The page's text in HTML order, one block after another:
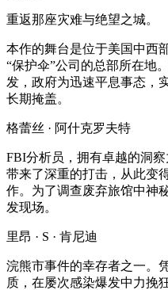
重返那座灾难与绝望之城。
本作的舞台是位于美国中西
“保护伞”公司的总部所在地
发，政府为迅速平息事态，
长期掩盖。
格蕾丝 · 阿什克罗夫特
FBI分析员，拥有卓越的洞
带来了深重的打击，从此变
作。为了调查废弃旅馆中神
发现场。
里昂 · S · 肯尼迪
浣熊市事件的幸存者之一。
质，在屡次感染爆发中力挽